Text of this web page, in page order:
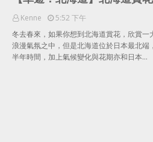
Kenne
5:52 下午
冬去春來，如果你想到北海道賞花，欣賞
浪漫氣氛之中，但是北海道位於日本最北
半年時間，加上氣候變化與花期亦和日本…